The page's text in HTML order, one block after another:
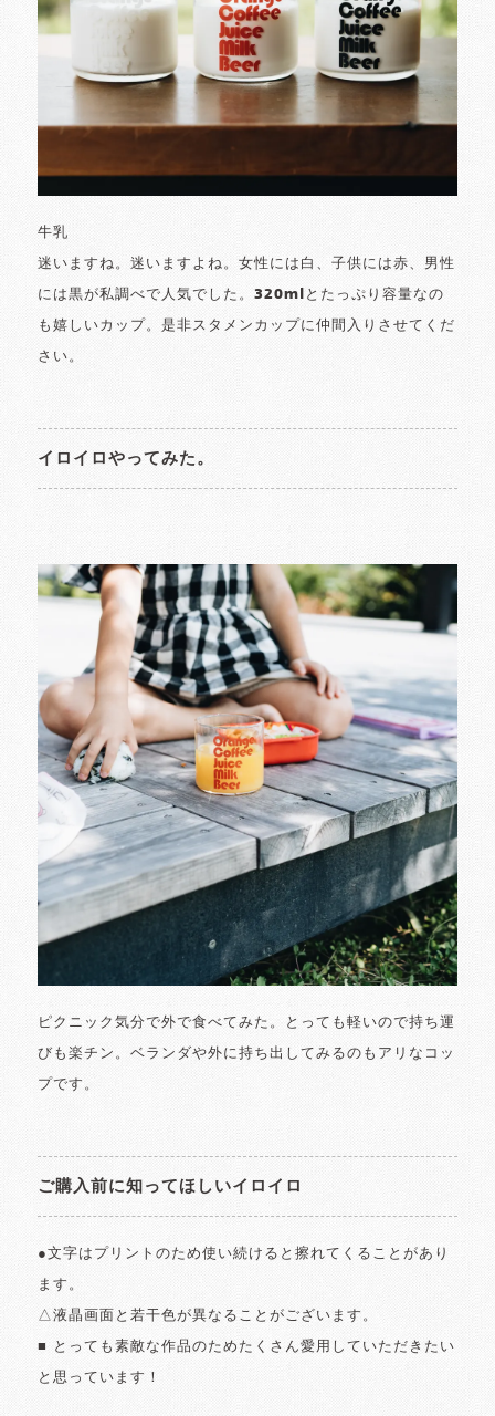
牛乳
迷いますね。迷いますよね。女性には白、子供には赤、男性
には黒が私調べで人気でした。320mlとたっぷり容量なの
も嬉しいカップ。是非スタメンカップに仲間入りさせてくだ
さい。
イロイロやってみた。
ピクニック気分で外で食べてみた。とっても軽いので持ち運
びも楽チン。ベランダや外に持ち出してみるのもアリなコッ
プです。
ご購入前に知ってほしいイロイロ
●文字はプリントのため使い続けると擦れてくることがあり
ます。
△液晶画面と若干色が異なることがございます。
■ とっても素敵な作品のためたくさん愛用していただきたい
と思っています！